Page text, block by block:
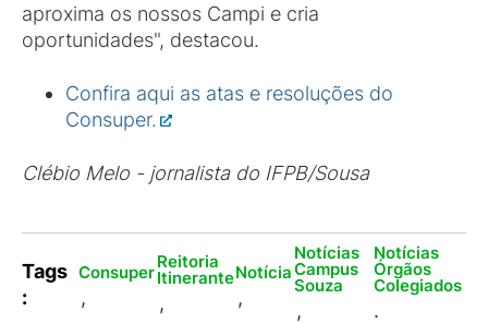
aproxima os nossos Campi e cria
oportunidades", destacou.
Confira aqui as atas e resoluções do
Consuper.
Clébio Melo - jornalista do IFPB/Sousa
Tags
:
Consuper
,
Reitoria
Itinerante
,
Notícia
,
Notícias
Campus
Souza
,
Notícias
Órgãos
Colegiados
.